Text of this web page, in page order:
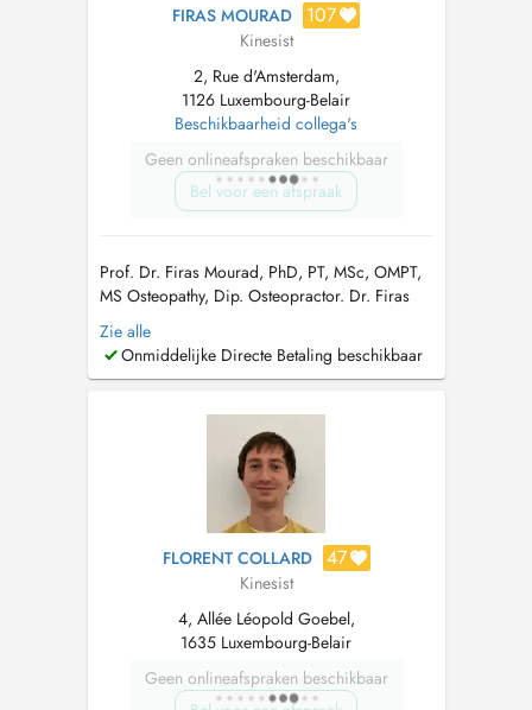
FIRAS MOURAD 107
Kinesist
2, Rue d'Amsterdam,
1126 Luxembourg-Belair
Beschikbaarheid collega's
Geen onlineafspraken beschikbaar
Bel voor een afspraak
Prof. Dr. Firas Mourad, PhD, PT, MSc, OMPT,
MS Osteopathy, Dip. Osteopractor. Dr. Firas
Mourad received his Physiotherapy degree
from the University of Brescia. He was
awarded an International PhD degree with full
from the Universidad Rey Juan Carlos. He c...
Zie alle
Onmiddelijke Directe Betaling beschikbaar
FLORENT COLLARD 47
Kinesist
4, Allée Léopold Goebel,
1635 Luxembourg-Belair
Geen onlineafspraken beschikbaar